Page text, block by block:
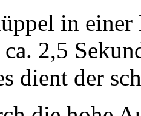
in
2,5
dient der